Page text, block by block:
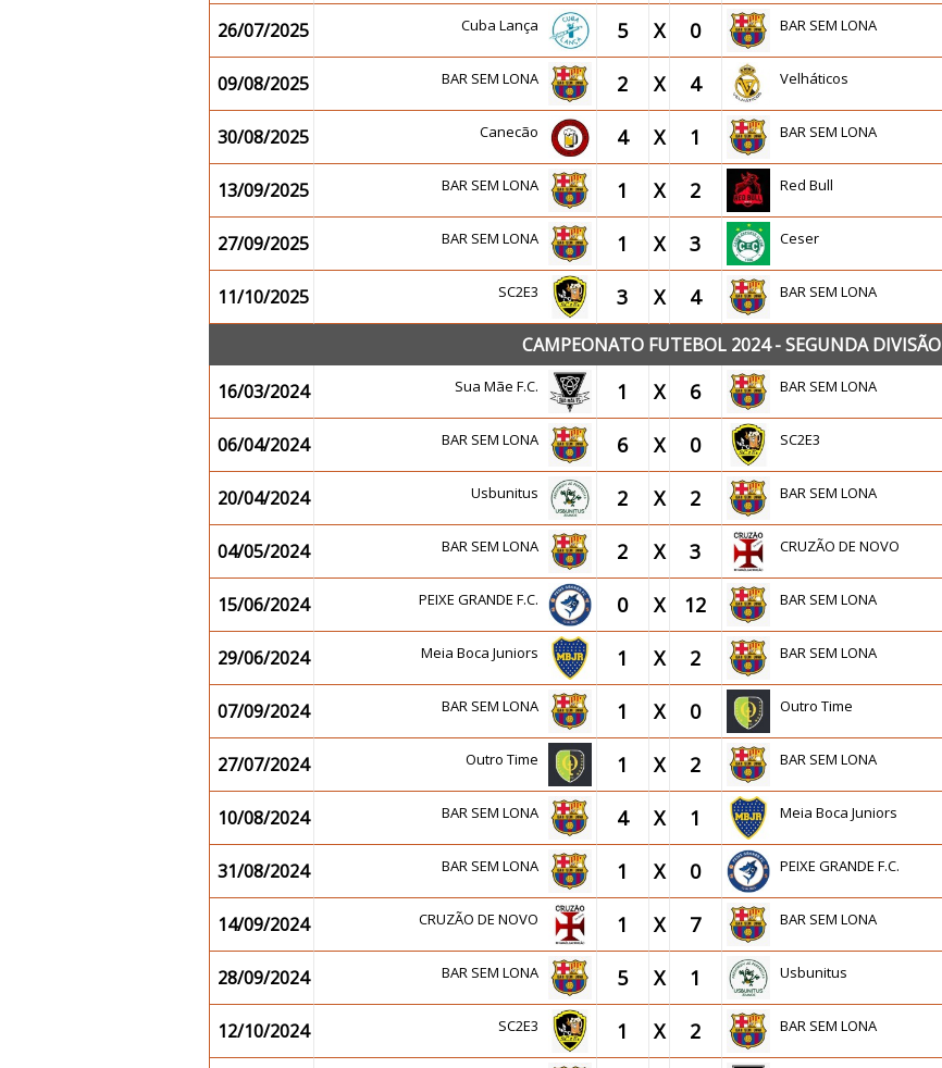
26/07/2025 Cuba Lança 5 X 0 BAR SEM LONA
09/08/2025 BAR SEM LONA 2 X 4 Velháticos
30/08/2025 Canecão 4 X 1 BAR SEM LONA
13/09/2025 BAR SEM LONA 1 X 2 Red Bull
27/09/2025 BAR SEM LONA 1 X 3 Ceser
11/10/2025 SC2E3 3 X 4 BAR SEM LONA
CAMPEONATO FUTEBOL 2024 - SEGUNDA DIVISÃO
16/03/2024
Sua Mãe F.C. 1 X 6 BAR SEM LONA
06/04/2024 BAR SEM LONA 6 X 0 SC2E3
20/04/2024 Usbunitus 2 X 2 BAR SEM LONA
04/05/2024 BAR SEM LONA 2 X 3 CRUZÃO DE NOVO
15/06/2024 PEIXE GRANDE F.C. 0 X 12 BAR SEM LONA
29/06/2024 Meia Boca Juniors 1 X 2 BAR SEM LONA
07/09/2024 BAR SEM LONA 1 X 0 Outro Time
27/07/2024 Outro Time 1 X 2 BAR SEM LONA
10/08/2024 BAR SEM LONA 4 X 1 Meia Boca Juniors
31/08/2024 BAR SEM LONA 1 X 0 PEIXE GRANDE F.C.
14/09/2024 CRUZÃO DE NOVO 1 X 7 BAR SEM LONA
28/09/2024 BAR SEM LONA 5 X 1 Usbunitus
12/10/2024 SC2E3 1 X 2 BAR SEM LONA